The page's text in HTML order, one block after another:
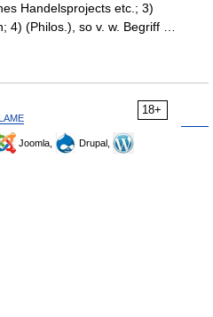
Handelsprojects etc.; 3)
4) (Philos.), so v. w. Begriff …
18+
Joomla,
Drupal,